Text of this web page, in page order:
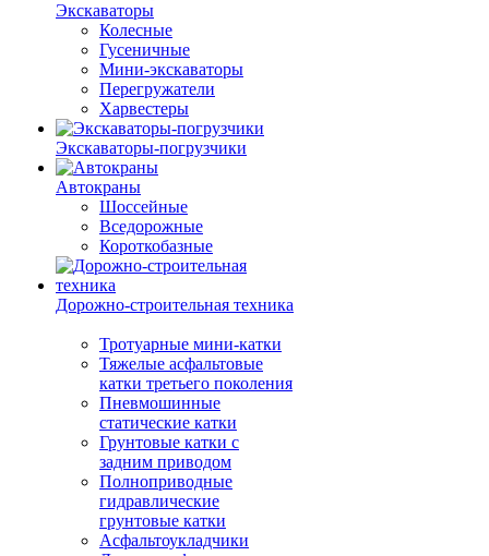
Экскаваторы
Колесные
Гусеничные
Мини-экскаваторы
Перегружатели
Харвестеры
Экскаваторы-погрузчики
Автокраны
Шоссейные
Вседорожные
Короткобазные
Дорожно-строительная техника
Тротуарные мини-катки
Тяжелые асфальтовые
катки третьего поколения
Пневмошинные
статические катки
Грунтовые катки с
задним приводом
Полноприводные
гидравлические
грунтовые катки
Асфальтоукладчики